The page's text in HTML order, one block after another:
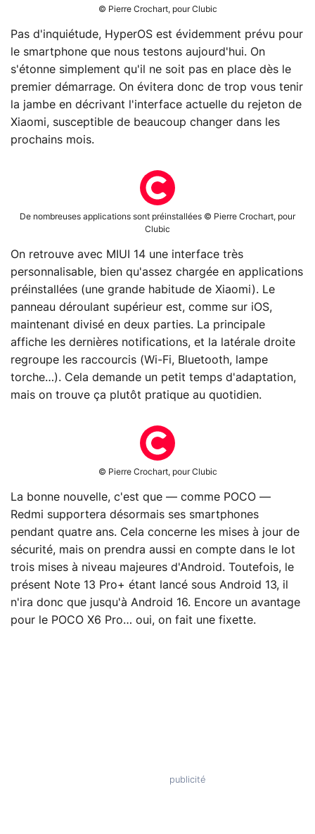
© Pierre Crochart, pour Clubic
Pas d'inquiétude, HyperOS est évidemment prévu pour
le smartphone que nous testons aujourd'hui. On
s'étonne simplement qu'il ne soit pas en place dès le
premier démarrage. On évitera donc de trop vous tenir
la jambe en décrivant l'interface actuelle du rejeton de
Xiaomi, susceptible de beaucoup changer dans les
prochains mois.
De nombreuses applications sont préinstallées © Pierre Crochart, pour
Clubic
On retrouve avec MIUI 14 une interface très
personnalisable, bien qu'assez chargée en applications
préinstallées (une grande habitude de Xiaomi). Le
panneau déroulant supérieur est, comme sur iOS,
maintenant divisé en deux parties. La principale
affiche les dernières notifications, et la latérale droite
regroupe les raccourcis (Wi-Fi, Bluetooth, lampe
torche…). Cela demande un petit temps d'adaptation,
mais on trouve ça plutôt pratique au quotidien.
© Pierre Crochart, pour Clubic
La bonne nouvelle, c'est que — comme POCO —
Redmi supportera désormais ses smartphones
pendant quatre ans. Cela concerne les mises à jour de
sécurité, mais on prendra aussi en compte dans le lot
trois mises à niveau majeures d'Android. Toutefois, le
présent Note 13 Pro+ étant lancé sous Android 13, il
n'ira donc que jusqu'à Android 16. Encore un avantage
pour le POCO X6 Pro… oui, on fait une fixette.